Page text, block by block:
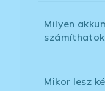
Milyen
Mikor lesz